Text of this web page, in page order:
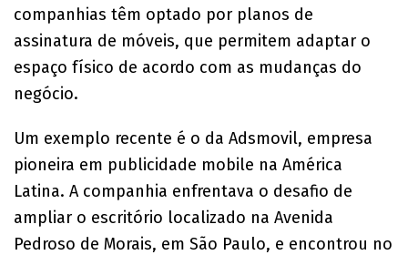
companhias têm optado por planos de
assinatura de móveis, que permitem adaptar o
espaço físico de acordo com as mudanças do
negócio.
Um exemplo recente é o da Adsmovil, empresa
pioneira em publicidade mobile na América
Latina. A companhia enfrentava o desafio de
ampliar o escritório localizado na Avenida
Pedroso de Morais, em São Paulo, e encontrou no